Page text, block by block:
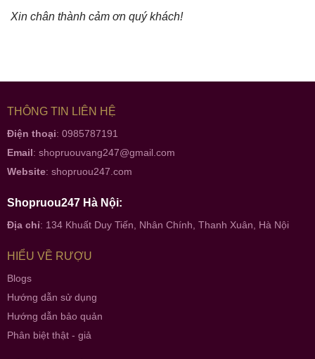
Xin chân thành cảm ơn quý khách!
THÔNG TIN LIÊN HỆ
Điện thoại: 0985787191
Email: shopruouvang247@gmail.com
Website: shopruou247.com
Shopruou247 Hà Nội:
Địa chỉ: 134 Khuất Duy Tiến, Nhân Chính, Thanh Xuân, Hà Nội
HIỂU VỀ RƯỢU
Blogs
Hướng dẫn sử dụng
Hướng dẫn bảo quản
Phân biệt thật - giả